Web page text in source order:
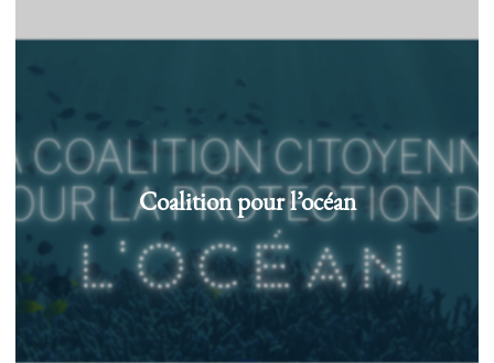
Coalition pour l’océan